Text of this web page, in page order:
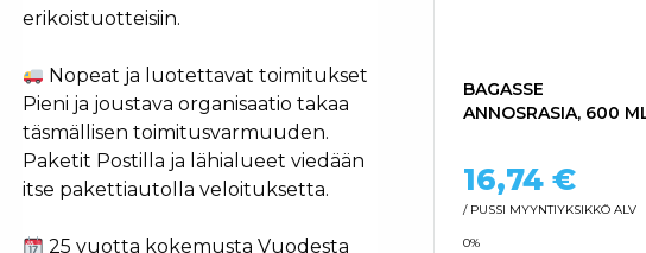
erikoistuotteisiin.
Nopeat ja luotettavat toimitukset
Pieni ja joustava organisaatio takaa
täsmällisen toimitusvarmuuden.
Paketit Postilla ja lähialueet viedään
itse pakettiautolla veloituksetta.
25 vuotta kokemusta Vuodesta
BAGASSE
ANNOSRASIA, 600
16,74 €
/ PUSSI MYYNTIYKSIKKÖ ALV
0%